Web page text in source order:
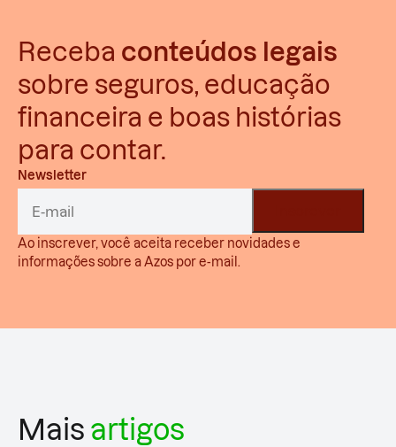
Receba conteúdos legais
sobre seguros, educação
financeira e boas histórias
para contar.
Newsletter
Ao inscrever, você aceita receber novidades e
informações sobre a Azos por e-mail.
Mais artigos